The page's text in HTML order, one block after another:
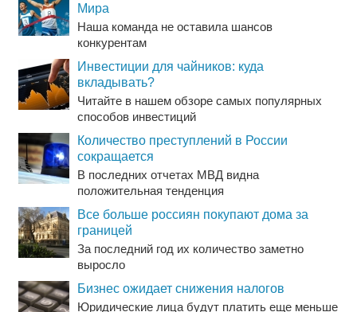
Мира
Наша команда не оставила шансов
конкурентам
Инвестиции для чайников: куда
вкладывать?
Читайте в нашем обзоре самых популярных
способов инвестиций
Количество преступлений в России
сокращается
В последних отчетах МВД видна
положительная тенденция
Все больше россиян покупают дома за
границей
За последний год их количество заметно
выросло
Бизнес ожидает снижения налогов
Юридические лица будут платить еще меньше